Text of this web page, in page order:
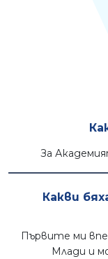
За
Какви
Първите ми
Млади и